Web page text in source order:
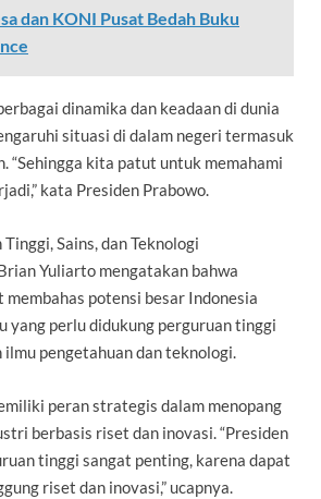
dan KONI Pusat Bedah Buku
dinamika dan keadaan di dunia
situasi di dalam negeri termasuk
“Sehingga kita patut untuk memahami
kata Presiden Prabowo.
Sains, dan Teknologi
Yuliarto mengatakan bahwa
potensi besar Indonesia
yang perlu didukung perguruan tinggi
ilmu pengetahuan dan teknologi.
peran strategis dalam menopang
berbasis riset dan inovasi. “Presiden
tinggi sangat penting, karena dapat
riset dan inovasi,” ucapnya.